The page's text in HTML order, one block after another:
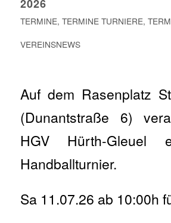
2026
TERMINE, TERMINE TURNIERE,
VEREINSNEWS
Auf dem Rasenplatz
(Dunantstraße 6)
HGV Hürth-Gleuel
Handballturnier.
Sa 11.07.26 ab 10:00h